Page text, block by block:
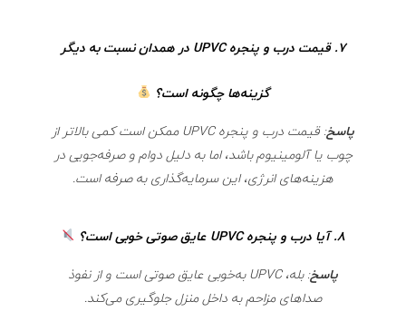
7. قیمت درب و پنجره UPVC در همدان نسبت به دیگر
گزینه‌ها چگونه است؟
پاسخ
: قیمت درب و پنجره UPVC ممکن است کمی بالاتر از
چوب یا آلومینیوم باشد، اما به دلیل دوام و صرفه‌جویی در
هزینه‌های انرژی، این سرمایه‌گذاری به صرفه است.
8. آیا درب و پنجره UPVC عایق صوتی خوبی است؟
پاسخ
: بله، UPVC به‌خوبی عایق صوتی است و از نفوذ
صداهای مزاحم به داخل منزل جلوگیری می‌کند.